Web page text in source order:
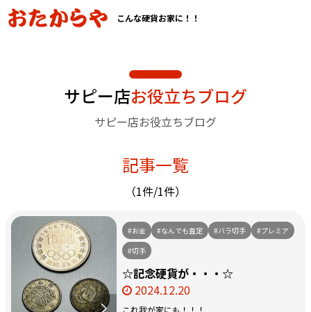
こんな硬貨お家に！！
サピー店お役立ちブログ
サピー店お役立ちブログ
記事一覧
（1件/1件）
#お金 #なんでも査定 #バラ切手
#プレミア
#切手
☆記念硬貨が・・・☆
2024.12.20
これ我が家にも！！！